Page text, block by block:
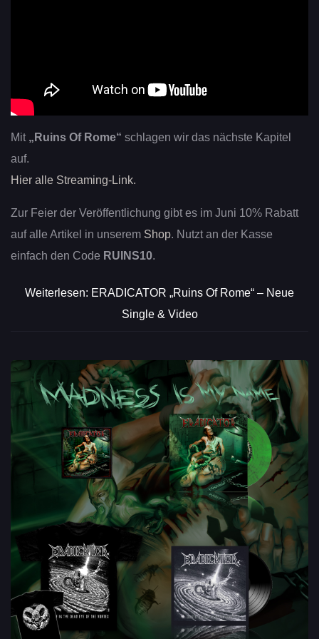
Mit „Ruins Of Rome“ schlagen wir das nächste Kapitel
auf.
Hier alle Streaming-Link.
Zur Feier der Veröffentlichung gibt es im Juni 10% Rabatt
auf alle Artikel in unserem Shop. Nutzt an der Kasse
einfach den Code RUINS10.
Weiterlesen: ERADICATOR „Ruins Of Rome“ – Neue
Single & Video